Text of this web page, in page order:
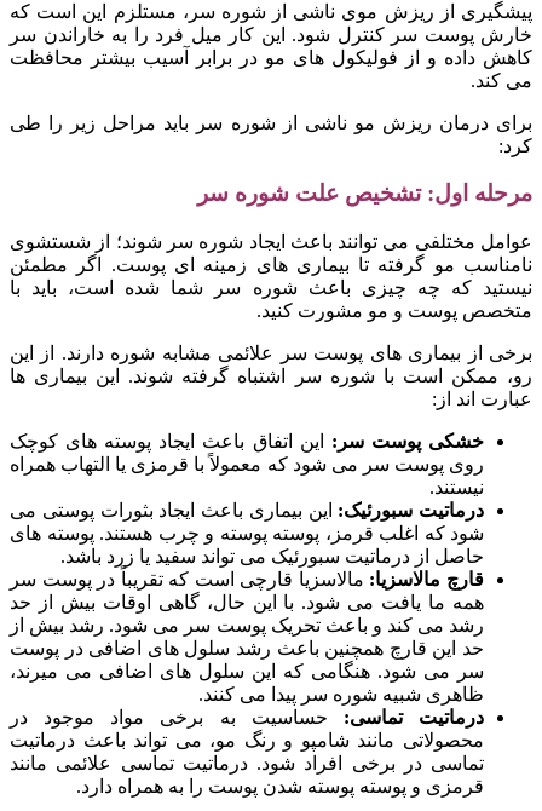
پیشگیری از ریزش موی ناشی از شوره سر، مستلزم این است که
خارش پوست سر کنترل شود. این کار میل فرد را به خاراندن سر
کاهش داده و از فولیکول های مو در برابر آسیب بیشتر محافظت
می کند.
برای درمان ریزش مو ناشی از شوره سر باید مراحل زیر را طی
کرد:
مرحله اول: تشخیص علت شوره سر
عوامل مختلفی می توانند باعث ایجاد شوره سر شوند؛ از شستشوی
نامناسب مو گرفته تا بیماری های زمینه ای پوست. اگر مطمئن
نیستید که چه چیزی باعث شوره سر شما شده است، باید با
متخصص پوست و مو مشورت کنید.
برخی از بیماری های پوست سر علائمی مشابه شوره دارند. از این
رو، ممکن است با شوره سر اشتباه گرفته شوند. این بیماری ها
عبارت اند از:
خشکی پوست سر: این اتفاق باعث ایجاد پوسته های کوچک
روی پوست سر می شود که معمولاً با قرمزی یا التهاب همراه
نیستند.
درماتیت سبورئیک: این بیماری باعث ایجاد بثورات پوستی می
شود که اغلب قرمز، پوسته پوسته و چرب هستند. پوسته های
حاصل از درماتیت سبورئیک می تواند سفید یا زرد باشد.
قارچ مالاسزیا: مالاسزیا قارچی است که تقریباً در پوست سر
همه ما یافت می شود. با این حال، گاهی اوقات بیش از حد
رشد می کند و باعث تحریک پوست سر می شود. رشد بیش از
حد این قارچ همچنین باعث رشد سلول های اضافی در پوست
سر می شود. هنگامی که این سلول های اضافی می میرند،
ظاهری شبیه شوره سر پیدا می کنند.
درماتیت تماسی: حساسیت به برخی مواد موجود در
محصولاتی مانند شامپو و رنگ مو، می تواند باعث درماتیت
تماسی در برخی افراد شود. درماتیت تماسی علائمی مانند
قرمزی و پوسته پوسته شدن پوست را به همراه دارد.